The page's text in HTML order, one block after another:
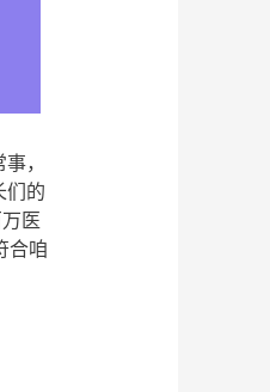
，
们的
医
合咱